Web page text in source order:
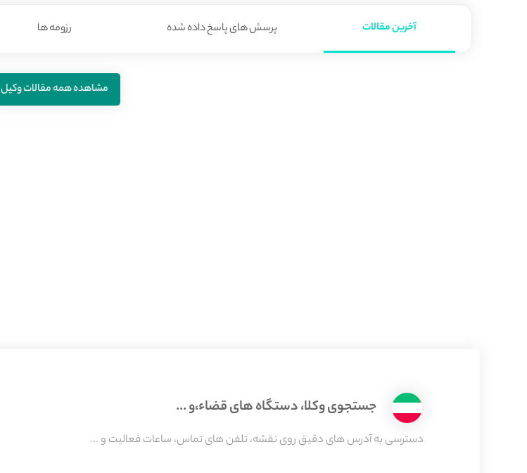
آخرین مقالات پرسش های پاسخ داده شده رزومه ها
مشاهده همه مقالات وکیل
جستجوی وکلا، دستگاه های قضاء،و ...
دسترسی به آدرس های دقیق روی نقشه، تلفن های تماس، ساعات فعالیت و ...